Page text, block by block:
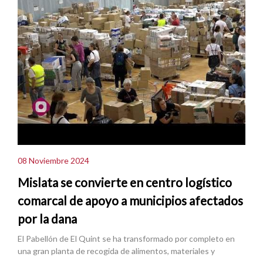
08 Noviembre 2024
Mislata se convierte en centro logístico
comarcal de apoyo a municipios afectados
por la dana
El Pabellón de El Quint se ha transformado por completo en
una gran planta de recogida de alimentos, materiales y